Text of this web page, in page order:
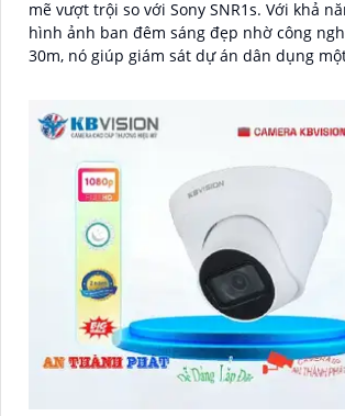
mẽ vượt trội so với Sony SNR1s. Với khả năng hiển thị
hình ảnh ban đêm sáng đẹp nhờ công
30m, nó giúp giám sát dự án dân dụng